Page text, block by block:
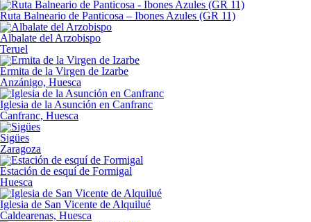
Ruta Balneario de Panticosa – Ibones Azules (GR 11)
Albalate del Arzobispo
Teruel
Ermita de la Virgen de Izarbe
Anzánigo, Huesca
Iglesia de la Asunción en Canfranc
Canfranc, Huesca
Sigües
Zaragoza
Estación de esquí de Formigal
Huesca
Iglesia de San Vicente de Alquilué
Caldearenas, Huesca